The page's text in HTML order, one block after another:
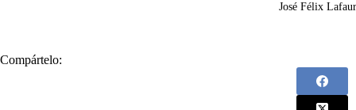
José Félix
Compártelo: